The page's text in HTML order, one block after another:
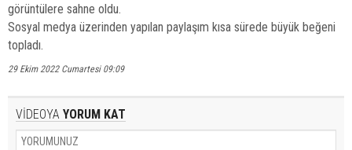
görüntülere sahne oldu.
Sosyal medya üzerinden yapılan paylaşım kısa sürede büyük beğeni
topladı.
29 Ekim 2022 Cumartesi 09:09
VİDEOYA YORUM KAT